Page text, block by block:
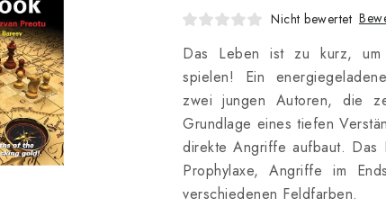
Nicht bewertet
Das Leben ist zu kurz, um
spielen! Ein
zwei jungen Autoren, die
Grundlage eines tiefen
direkte Angriffe aufbaut. Das
Prophylaxe, Angriffe im
verschiedenen Feldfarben.